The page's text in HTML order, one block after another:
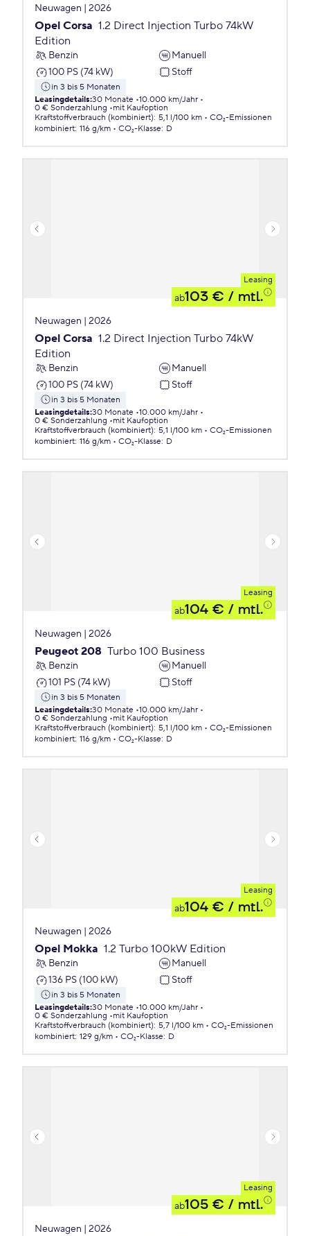
Neuwagen | 2026
Opel Corsa 1.2 Direct Injection Turbo 74kW
Edition
Benzin
Manuell
100 PS (74 kW)
Stoff
in 3 bis 5 Monaten
Leasingdetails:30 Monate 10.000 km/Jahr
0 € Sonderzahlung
mit Kaufoption
Kraftstoffverbrauch (kombiniert): 5,1 l/100 km
CO₂-Emissionen
kombiniert: 116 g/km CO₂-Klasse: D
Leasing
ab103 € / mtl.
Neuwagen | 2026
Opel Corsa 1.2 Direct Injection Turbo 74kW
Edition
Benzin
Manuell
100 PS (74 kW)
Stoff
in 3 bis 5 Monaten
Leasingdetails:30 Monate 10.000 km/Jahr
0 € Sonderzahlung
mit Kaufoption
Kraftstoffverbrauch (kombiniert): 5,1 l/100 km
CO₂-Emissionen
kombiniert: 116 g/km CO₂-Klasse: D
Leasing
ab104 € / mtl.
Neuwagen | 2026
Peugeot 208 Turbo 100 Business
Benzin
Manuell
101 PS (74 kW)
Stoff
in 3 bis 5 Monaten
Leasingdetails:30 Monate 10.000 km/Jahr
0 € Sonderzahlung
mit Kaufoption
Kraftstoffverbrauch (kombiniert): 5,1 l/100 km
CO₂-Emissionen
kombiniert: 116 g/km CO₂-Klasse: D
Leasing
ab104 € / mtl.
Neuwagen | 2026
Opel Mokka 1.2 Turbo 100kW Edition
Benzin
Manuell
136 PS (100 kW)
Stoff
in 3 bis 5 Monaten
Leasingdetails:30 Monate 10.000 km/Jahr
0 € Sonderzahlung
mit Kaufoption
Kraftstoffverbrauch (kombiniert): 5,7 l/100 km
CO₂-Emissionen
kombiniert: 129 g/km CO₂-Klasse: D
Leasing
ab105 € / mtl.
Neuwagen | 2026